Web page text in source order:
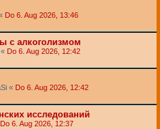
Do 6. Aug 2026, 13:46
с алкоголизмом
« Do 6. Aug 2026, 12:42
« Do 6. Aug 2026, 12:42
исследований
Do 6. Aug 2026, 12:37